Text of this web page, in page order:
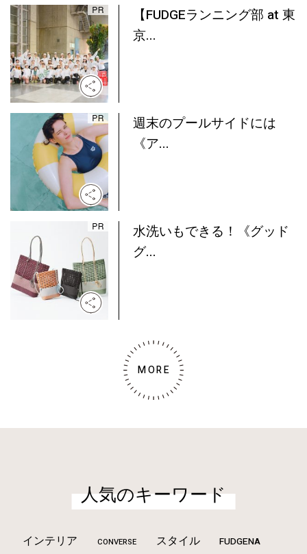
【FUDGEランニング部 at 東
京...
週末のプールサイドには
《ア...
水洗いもできる！《グッド
グ...
MORE
人気のキーワード
インテリア CONVERSE スタイル FUDGENA